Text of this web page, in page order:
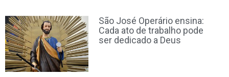
São José Operário ensina:
Cada ato de trabalho pode
ser dedicado a Deus